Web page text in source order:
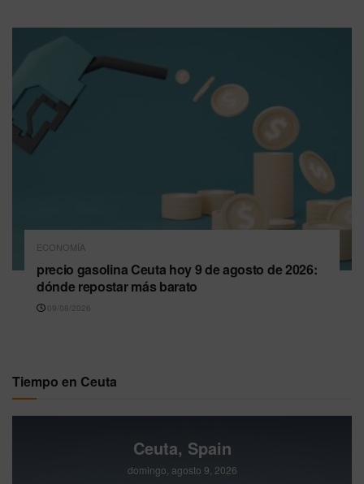
ECONOMÍA
precio gasolina Ceuta hoy 9 de agosto de 2026:
dónde repostar más barato
09/08/2026
Tiempo en Ceuta
Ceuta, Spain
domingo, agosto 9, 2026